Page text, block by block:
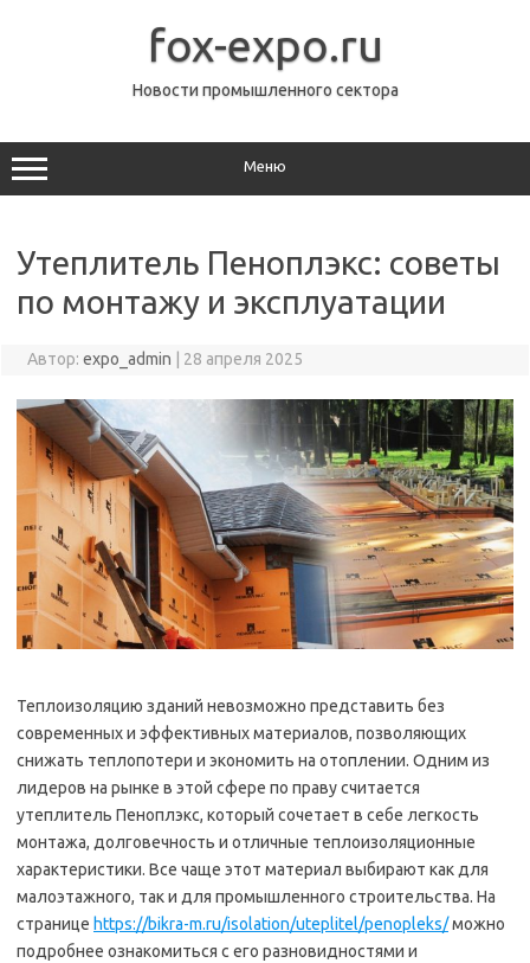
fox-expo.ru
Новости промышленного сектора
Меню
Утеплитель Пеноплэкс: советы
по монтажу и эксплуатации
Автор: expo_admin 28 апреля 2025
Теплоизоляцию зданий невозможно представить без
современных и эффективных материалов, позволяющих
снижать теплопотери и экономить на отоплении. Одним из
лидеров на рынке в этой сфере по праву считается
утеплитель Пеноплэкс, который сочетает в себе легкость
монтажа, долговечность и отличные теплоизоляционные
характеристики. Все чаще этот материал выбирают как для
малоэтажного, так и для промышленного строительства. На
странице https://bikra-m.ru/isolation/uteplitel/penopleks/можно
подробнее ознакомиться с его разновидностями и